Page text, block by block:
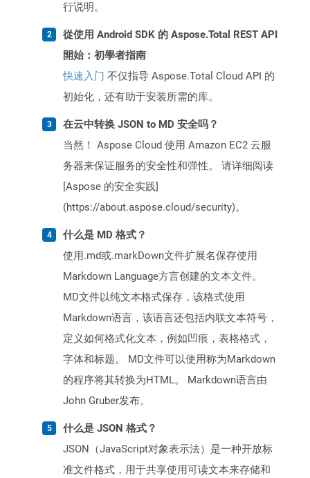
行说明。
從使用 Android SDK 的 Aspose.Total REST API
開始：初學者指南
快速入门 不仅指导 Aspose.Total Cloud API 的
初始化，还有助于安装所需的库。
在云中转换 JSON to MD 安全吗？
当然！ Aspose Cloud 使用 Amazon EC2 云服
务器来保证服务的安全性和弹性。 请详细阅读
[Aspose 的安全实践]
(https://about.aspose.cloud/security)。
什么是 MD 格式？
使用.md或.markDown文件扩展名保存使用
Markdown Language方言创建的文本文件。
MD文件以纯文本格式保存，该格式使用
Markdown语言，该语言还包括内联文本符号，
定义如何格式化文本，例如凹痕，表格格式，
字体和标题。 MD文件可以使用称为Markdown
的程序将其转换为HTML。 Markdown语言由
John Gruber发布。
什么是 JSON 格式？
JSON（JavaScript对象表示法）是一种开放标
准文件格式，用于共享使用可读文本来存储和